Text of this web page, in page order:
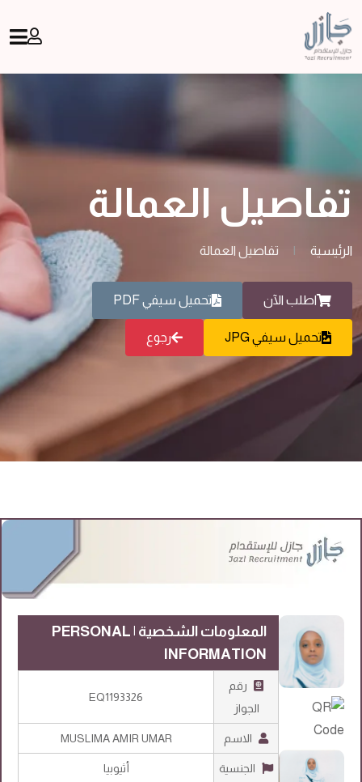
تفاصيل العمالة
الرئيسية | تفاصيل العمالة
اطلب الآن تحميل سيفي PDF
تحميل سيفي JPG رجوع
المعلومات الشخصية | PERSONAL
INFORMATION
رقم
الجواز
EQ1193326
الاسم MUSLIMA AMIR UMAR
الجنسية أثيوبيا